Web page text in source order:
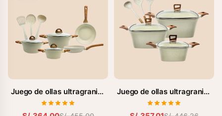
Juego de ollas ultragranito
11 Pzas. (FZ-C1120ST)
Juego de ollas ultragranito
de 9 pzs. (FZ-X1730AL)